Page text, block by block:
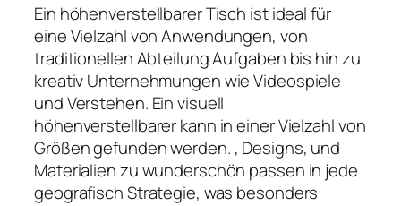
Ein höhenverstellbarer Tisch ist ideal für
eine Vielzahl von Anwendungen, von
traditionellen Abteilung Aufgaben bis hin zu
kreativ Unternehmungen wie Videospiele
und Verstehen. Ein visuell
höhenverstellbarer kann in einer Vielzahl von
Größen gefunden werden. , Designs, und
Materialien zu wunderschön passen in jede
geografisch Strategie, was besonders